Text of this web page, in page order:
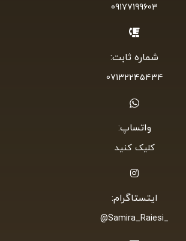
09177199603
شماره ثابت:
07132245434
واتساپ:
کلیک کنید
ایتستاگرام:
_Samira_Raiesi@